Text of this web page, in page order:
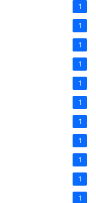
1
1
1
1
1
1
1
1
1
1
1